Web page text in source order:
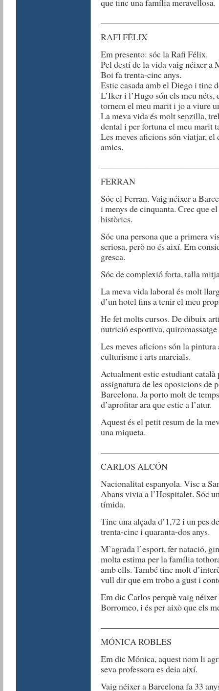
RAFI FÉLIX
Em presento: sóc la Rafi Félix.
Pel destí de la vida vaig néixer a
Boi fa trenta-cinc anys.
Estic casada amb el Diego i tinc
L’Iker i l’Hugo són els meu
tornem el meu marit i jo a viure
La meva vida és molt senzilla,
dental i per fortuna el meu marit
Les meves aficions són viatjar,
amics.
FERRAN
Sóc el Ferran. Vaig néixer a
i menys de cinquanta. Crec que
històrics.
Sóc una persona que a primera
seriosa, però no és així. Em
gresca.
Sóc de complexió forta, talla
La meva vida laboral és molt
d’un hotel fins a tenir el meu
He fet molts cursos. De dibuix
nutrició esportiva,
Les meves aficions són la
culturisme i arts marcials.
Actualment estic estudiant català
assignatura de les oposicions de
Barcelona. Ja porto molt de
d’aprofitar ara que estic a l’atur.
Aquest és el petit resum de la
una miqueta.
CARLOS ALCÓN
Nacionalitat espanyola. Visc a
Abans vivia a l’Hospitalet. Sóc
tímida.
Tinc una alçada d’1,72 i un pes
trenta-cinc i quaranta-dos anys.
M’agrada l’esport, fer natació,
molta estima per la família
amb ells. També tinc molt
vull dir que em trobo a gust i
Em dic Carlos perquè vaig
Borromeo, i és per això que els
MÓNICA ROBLES
Em dic Mónica, aquest nom li
seva professora es deia així.
Vaig néixer a Barcelona fa 33